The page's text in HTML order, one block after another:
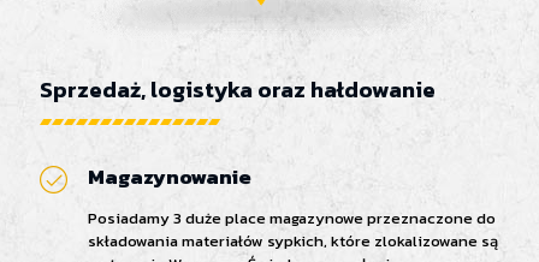
Sprzedaż, logistyka oraz hałdowanie
Magazynowanie
Posiadamy 3 duże place magazynowe przeznaczone do
składowania materiałów sypkich, które zlokalizowane są